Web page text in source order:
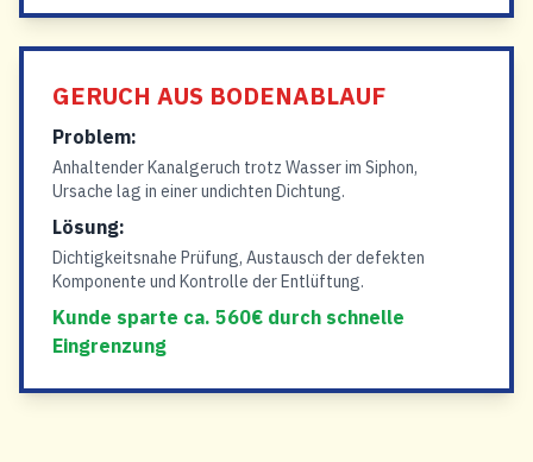
GERUCH AUS BODENABLAUF
Problem:
Anhaltender Kanalgeruch trotz Wasser im Siphon,
Ursache lag in einer undichten Dichtung.
Lösung:
Dichtigkeitsnahe Prüfung, Austausch der defekten
Komponente und Kontrolle der Entlüftung.
Kunde sparte ca. 560€ durch schnelle
Eingrenzung